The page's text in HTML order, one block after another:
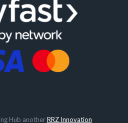
Hub anotherRRZ Innovation